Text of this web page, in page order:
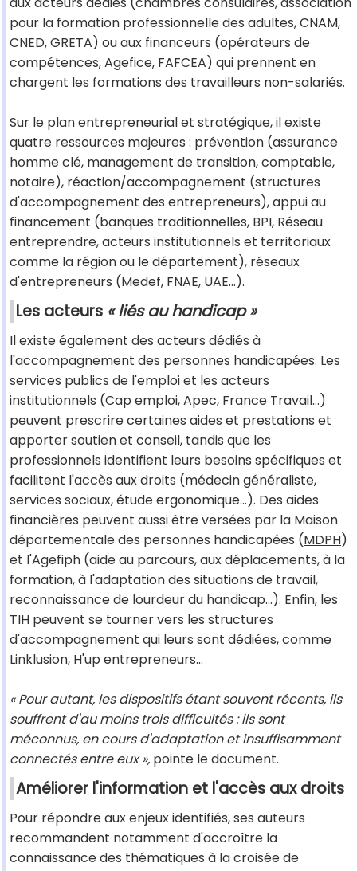
pour la formation professionnelle des adultes, CNAM,
CNED, GRETA) ou aux financeurs (opérateurs de
compétences, Agefice, FAFCEA) qui prennent en
chargent les formations des travailleurs non-salariés.
Sur le plan entrepreneurial et stratégique, il existe
quatre ressources majeures : prévention (assurance
homme clé, management de transition, comptable,
notaire), réaction/accompagnement (structures
d'accompagnement des entrepreneurs), appui au
financement (banques traditionnelles, BPI, Réseau
entreprendre, acteurs institutionnels et territoriaux
comme la région ou le département), réseaux
d'entrepreneurs (Medef, FNAE, UAE...).
Les acteurs « liés au handicap »
Il existe également des acteurs dédiés à
l'accompagnement des personnes handicapées. Les
services publics de l'emploi et les acteurs
institutionnels (Cap emploi, Apec, France Travail...)
peuvent prescrire certaines aides et prestations et
apporter soutien et conseil, tandis que les
professionnels identifient leurs besoins spécifiques et
facilitent l'accès aux droits (médecin généraliste,
services sociaux, étude ergonomique...). Des aides
financières peuvent aussi être versées par la Maison
départementale des personnes handicapées (MDPH)
et l'Agefiph (aide au parcours, aux déplacements, à la
formation, à l'adaptation des situations de travail,
reconnaissance de lourdeur du handicap...). Enfin, les
TIH peuvent se tourner vers les structures
d'accompagnement qui leurs sont dédiées, comme
Linklusion, H'up entrepreneurs...
« Pour autant, les dispositifs étant souvent récents, ils
souffrent d'au moins trois difficultés : ils sont
méconnus, en cours d'adaptation et insuffisamment
connectés entre eux », pointe le document.
Améliorer l'information et l'accès aux droits
Pour répondre aux enjeux identifiés, ses auteurs
recommandent notamment d'accroître la
connaissance des thématiques à la croisée de